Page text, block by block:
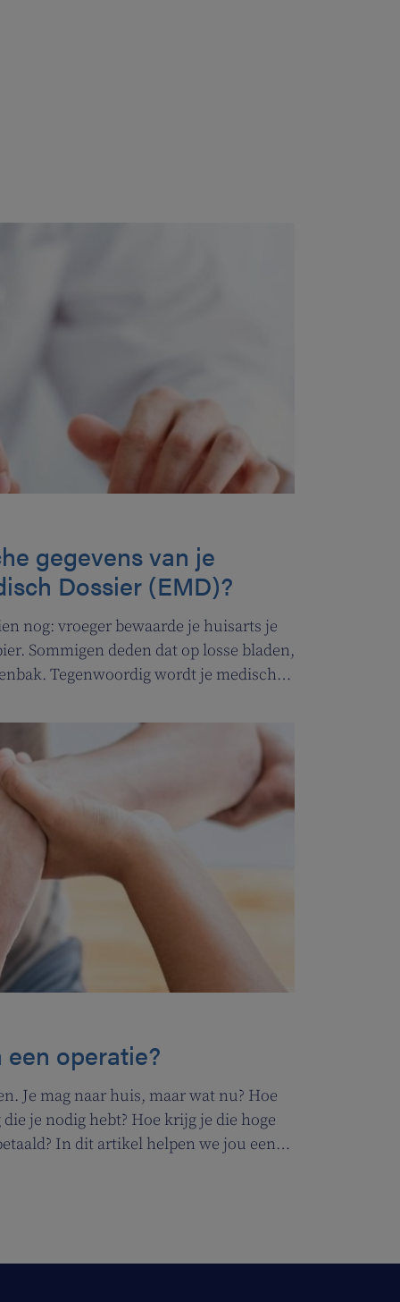
gegevens van je
Dossier (EMD)?
nog: vroeger bewaarde je huisarts je
Sommigen deden dat op losse bladen,
Tegenwoordig wordt je medisch
globaal medisch dossier (GMD). Wat is
wat zijn de voordelen voor jou?
operatie?
Je mag naar huis, maar wat nu? Hoe
je nodig hebt? Hoe krijg je die hoge
In dit artikel helpen we jou een